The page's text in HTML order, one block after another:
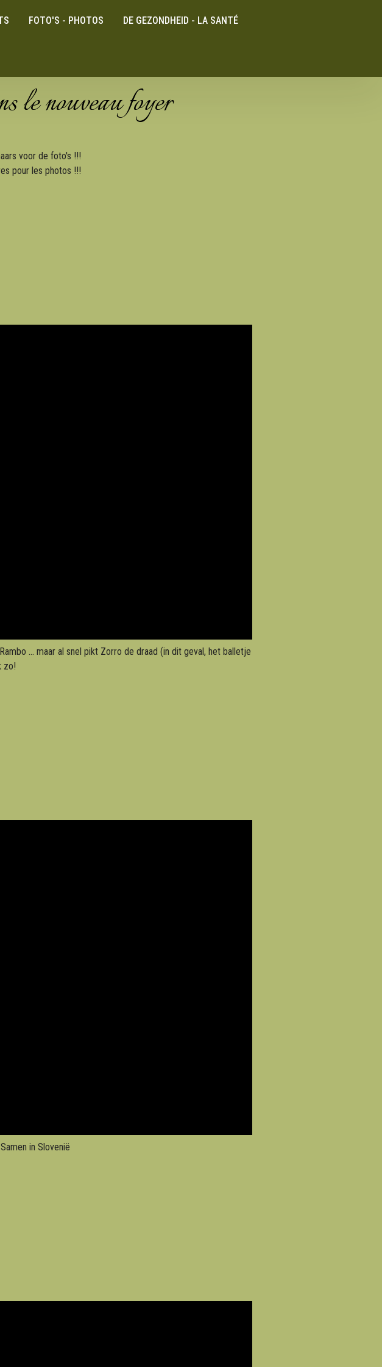
FOTO'S - PHOTOS DE GEZONDHEID - LA SANTÉ
le nouveau foyer
voor de foto's !!!
pour les photos !!!
... maar al snel pikt Zorro de draad (in dit geval, het balletje
zo!
in Slovenië